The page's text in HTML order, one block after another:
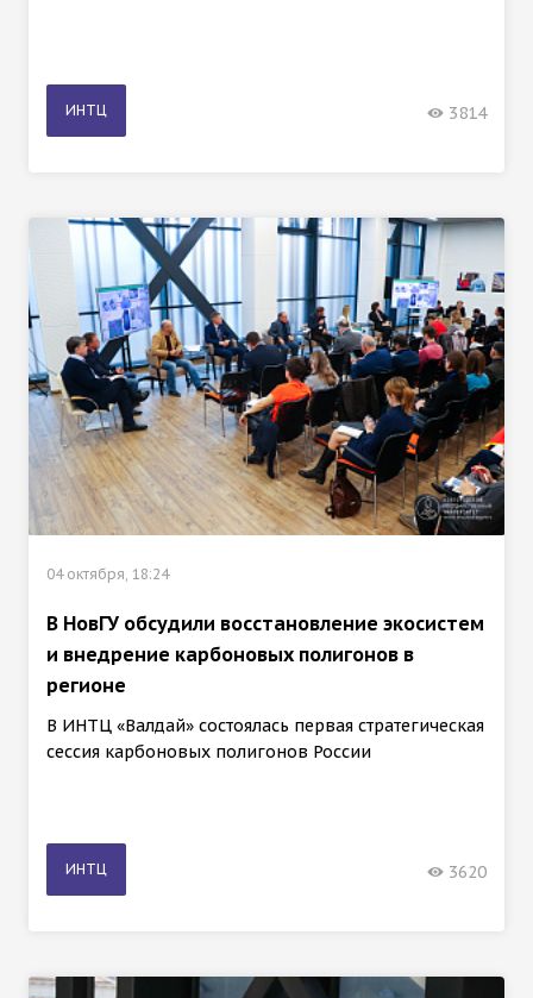
ИНТЦ 3814
04 октября, 18:24
В НовГУ обсудили восстановление экосистем
и внедрение карбоновых полигонов в
регионе
В ИНТЦ «Валдай» состоялась первая стратегическая
сессия карбоновых полигонов России
ИНТЦ 3620